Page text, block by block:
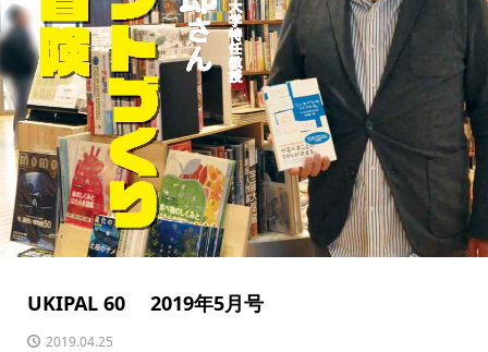
UKIPAL 60 2019年5月号
2019.04.25